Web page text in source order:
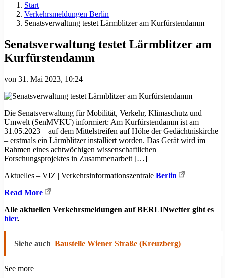
Start
Verkehrsmeldungen Berlin
Senatsverwaltung testet Lärmblitzer am Kurfürstendamm
Senatsverwaltung testet Lärmblitzer am
Kurfürstendamm
von 31. Mai 2023, 10:24
Die Senatsverwaltung für Mobilität, Verkehr, Klimaschutz und
Umwelt (SenMVKU) informiert: Am Kurfürstendamm ist am
31.05.2023 – auf dem Mittelstreifen auf Höhe der Gedächtniskirche
– erstmals ein Lärmblitzer installiert worden. Das Gerät wird im
Rahmen eines achtwöchigen wissenschaftlichen
Forschungsprojektes in Zusammenarbeit […]
Aktuelles – VIZ | Verkehrsinformationszentrale Berlin
Read More
Alle aktuellen Verkehrsmeldungen auf BERLINwetter gibt es
hier.
Siehe auch Baustelle Wiener Straße (Kreuzberg)
See more